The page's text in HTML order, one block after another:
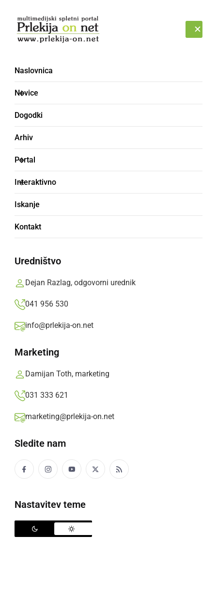
Naslovnica
Novice
Dogodki
Arhiv
Portal
Interaktivno
Iskanje
Kontakt
Uredništvo
Dejan Razlag, odgovorni urednik
041 956 530
info@prlekija-on.net
Marketing
Damijan Toth, marketing
031 333 621
marketing@prlekija-on.net
Sledite nam
Nastavitev teme
nedeljo
KULTURA IN IZOBRAŽEVANJE
Zahvalna nedelja
KULTURA IN IZOBRAŽEVANJE
Blagoslov obnovljenih kipov v veržejski
petek, 3. oktober 2014 ob 20:42
KULTURA IN IZOBRAŽEVANJE
Popularne rubrike novic
Družabno